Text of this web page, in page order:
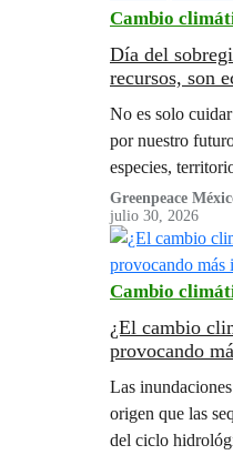
Cambio
Día del
recursos, son
No es solo
por nuestro
especies,
deben pagar por
o desinformación.
Greenpeace
julio 30, 2026
Cambio
¿El cambio
provocando
Las
origen que las
del ciclo